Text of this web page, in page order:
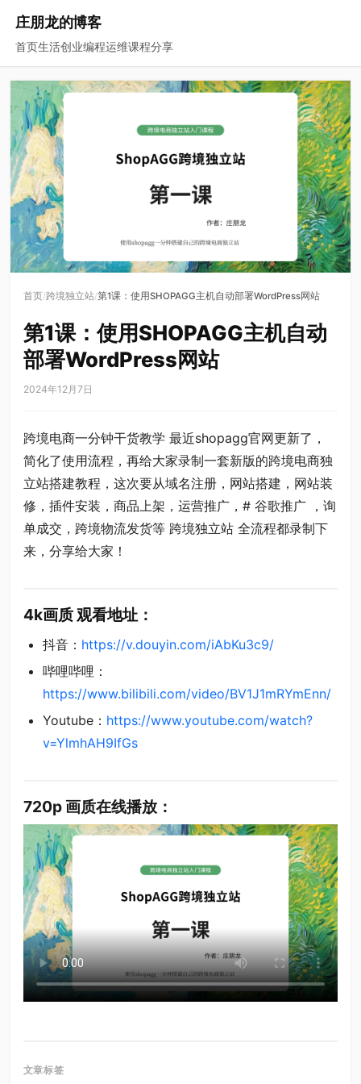
庄朋龙的博客
首页生活创业编程运维课程分享
首页/跨境独立站/第1课：使用SHOPAGG主机自动部署WordPress网站
第1课：使用SHOPAGG主机自动
部署WordPress网站
2024年12月7日
跨境电商一分钟干货教学 最近shopagg官网更新了，
简化了使用流程，再给大家录制一套新版的跨境电商独
立站搭建教程，这次要从域名注册，网站搭建，网站装
修，插件安装，商品上架，运营推广，# 谷歌推广 ，询
单成交，跨境物流发货等 跨境独立站 全流程都录制下
来，分享给大家！
4k画质 观看地址：
抖音： https://v.douyin.com/iAbKu3c9/
哔哩哔哩：
https://www.bilibili.com/video/BV1J1mRYmEnn/
Youtube： https://www.youtube.com/watch?
v=YlmhAH9IfGs
720p 画质在线播放：